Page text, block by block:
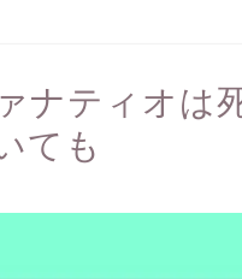
ナティオは
ても